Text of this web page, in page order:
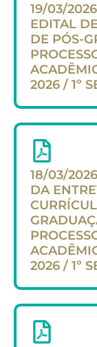
19/03/
EDITAL
DE PÓS-
2026 / 1º
18/03/
DA
2026 / 1º